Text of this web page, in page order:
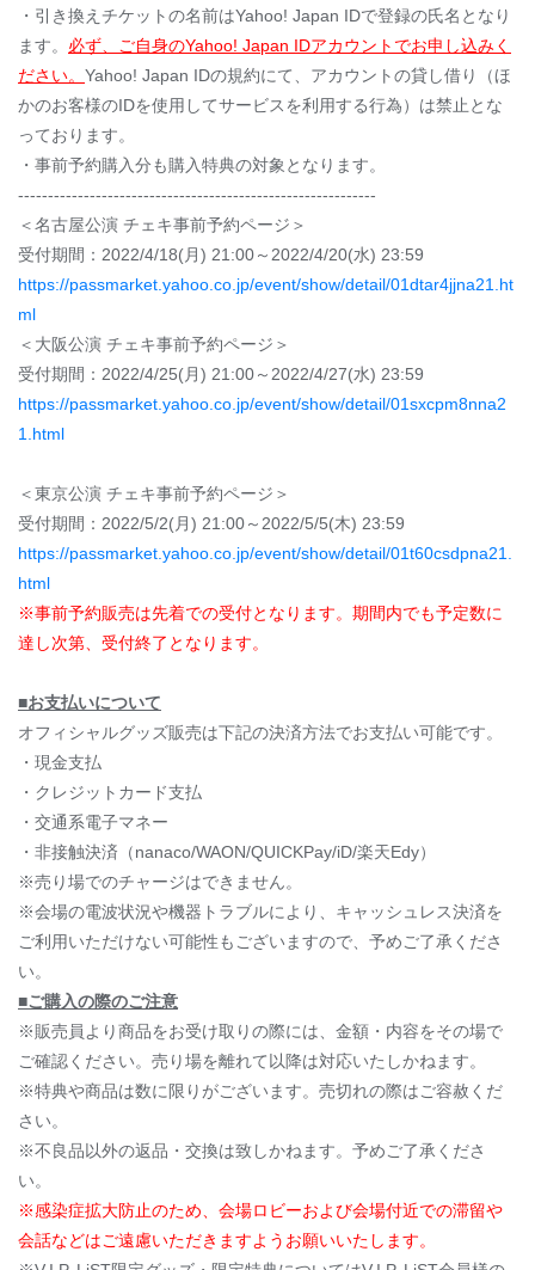
・引き換えチケットの名前はYahoo! Japan IDで登録の氏名となり
ます。 必ず、ご自身のYahoo! Japan IDアカウントでお申し込みく
ださい。 Yahoo! Japan IDの規約にて、アカウントの貸し借り（ほ
かのお客様のIDを使用してサービスを利用する行為）は禁止とな
っております。
・事前予約購入分も購入特典の対象となります。
------------------------------------------------------------
＜名古屋公演 チェキ事前予約ページ＞
受付期間：2022/4/18(月) 21:00～2022/4/20(水) 23:59
https://passmarket.yahoo.co.jp/event/show/detail/01dtar4jjna21.ht
ml
＜大阪公演 チェキ事前予約ページ＞
受付期間：2022/4/25(月) 21:00～2022/4/27(水) 23:59
https://passmarket.yahoo.co.jp/event/show/detail/01sxcpm8nna2
1.html
＜東京公演 チェキ事前予約ページ＞
受付期間：2022/5/2(月) 21:00～2022/5/5(木) 23:59
https://passmarket.yahoo.co.jp/event/show/detail/01t60csdpna21.
html
※事前予約販売は先着での受付となります。期間内でも予定数に
達し次第、受付終了となります。
■お支払いについて
オフィシャルグッズ販売は下記の決済方法でお支払い可能です。
・現金支払
・クレジットカード支払
・交通系電子マネー
・非接触決済（nanaco/WAON/QUICKPay/iD/楽天Edy）
※売り場でのチャージはできません。
※会場の電波状況や機器トラブルにより、キャッシュレス決済を
ご利用いただけない可能性もございますので、予めご了承くださ
い。
■ご購入の際のご注意
※販売員より商品をお受け取りの際には、金額・内容をその場で
ご確認ください。売り場を離れて以降は対応いたしかねます。
※特典や商品は数に限りがございます。売切れの際はご容赦くだ
さい。
※不良品以外の返品・交換は致しかねます。予めご了承くださ
い。
※感染症拡大防止のため、会場ロビーおよび会場付近での滞留や
会話などはご遠慮いただきますようお願いいたします。